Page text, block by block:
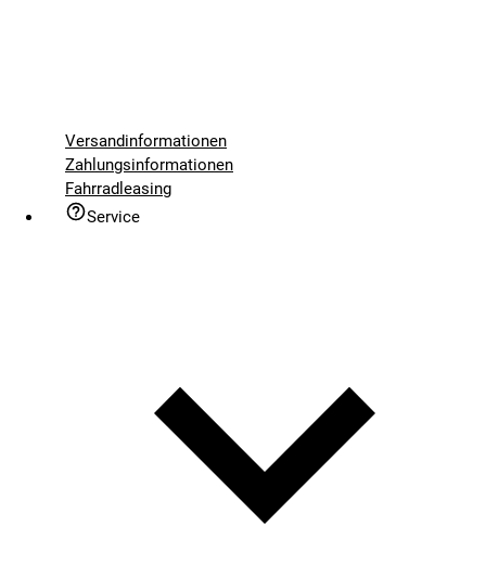
Versandinformationen
Zahlungsinformationen
Fahrradleasing
Service